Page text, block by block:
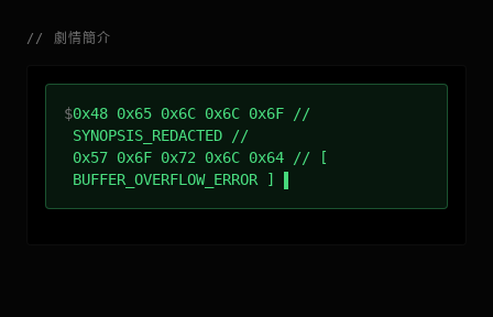
// 劇情簡介
$0x48 0x65 0x6C 0x6C 0x6F //
SYNOPSIS_REDACTED //
0x57 0x6F 0x72 0x6C 0x64 // [
BUFFER_OVERFLOW_ERROR ]